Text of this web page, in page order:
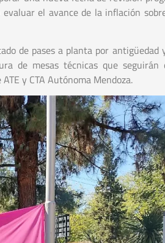
el avance de la inflación
de pases a planta por antigüedad
de mesas técnicas que seguirán
y CTA Autónoma Mendoza.